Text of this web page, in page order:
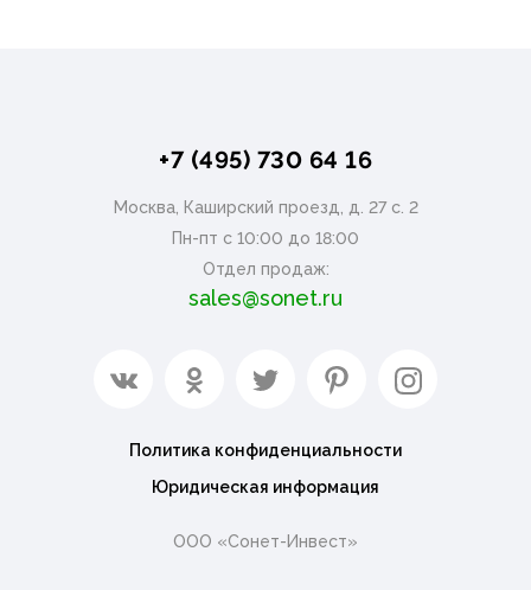
+7 (495) 730 64 16
Москва, Каширский проезд, д. 27 с. 2
Пн-пт с 10:00 до 18:00
Отдел продаж:
sales@sonet.ru
Политика конфиденциальности
Юридическая информация
ООО «Сонет-Инвест»